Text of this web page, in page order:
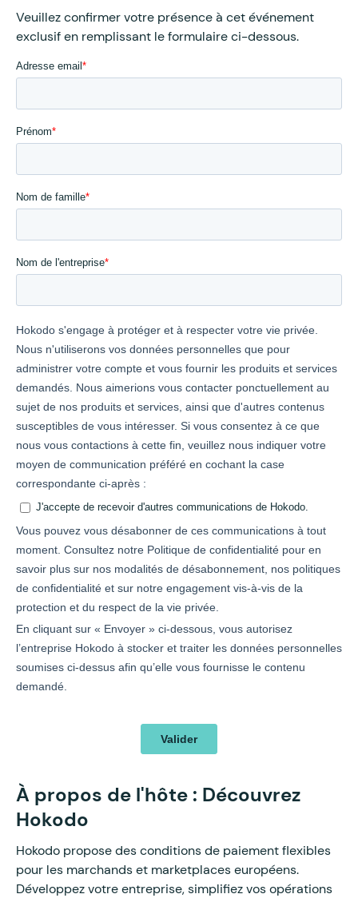
Veuillez confirmer votre présence à cet événement
exclusif en remplissant le formulaire ci-dessous.
À propos de l'hôte : Découvrez
Hokodo
Hokodo propose des conditions de paiement flexibles
pour les marchands et marketplaces européens.
Développez votre entreprise, simplifiez vos opérations